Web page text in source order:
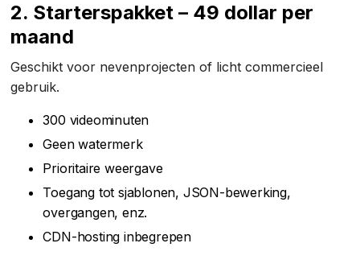
2. Starterspakket – 49 dollar per
maand
Geschikt voor nevenprojecten of licht commercieel
gebruik.
300 videominuten
Geen watermerk
Prioritaire weergave
Toegang tot sjablonen, JSON-bewerking,
overgangen, enz.
CDN-hosting inbegrepen